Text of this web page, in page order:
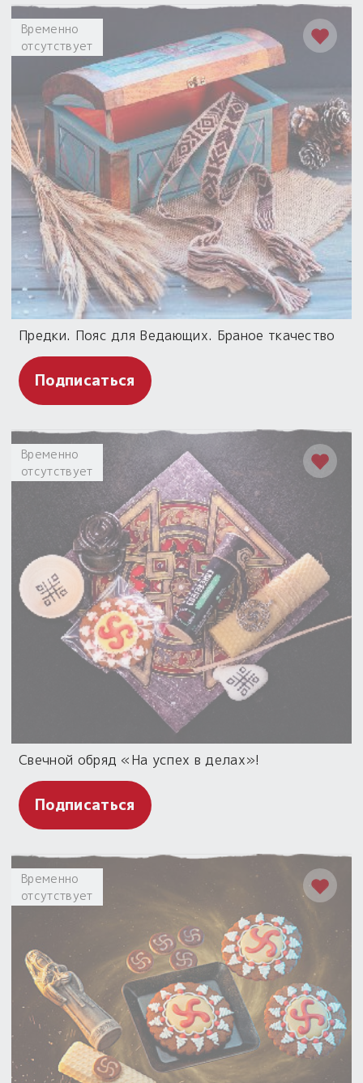
Временно
отсутствует
Предки. Пояс для Ведающих. Браное ткачество
Подписаться
Временно
отсутствует
Свечной обряд «На успех в делах»!
Подписаться
Временно
отсутствует